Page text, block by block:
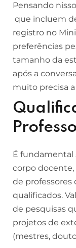
Pensando
que incluem
registro no
preferências
tamanho da
após a
muito precisa
É fundamental
corpo
de
qualificados.
de pesquisas
projetos de
(mestres,